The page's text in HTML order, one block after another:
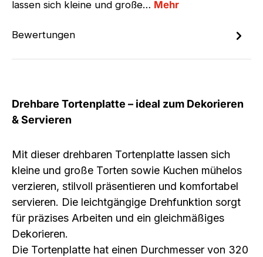
lassen sich kleine und große… Mehr
Bewertungen
Drehbare Tortenplatte – ideal zum Dekorieren
& Servieren
Mit dieser drehbaren Tortenplatte lassen sich
kleine und große Torten sowie Kuchen mühelos
verzieren, stilvoll präsentieren und komfortabel
servieren. Die leichtgängige Drehfunktion sorgt
für präzises Arbeiten und ein gleichmäßiges
Dekorieren.
Die Tortenplatte hat einen Durchmesser von 320